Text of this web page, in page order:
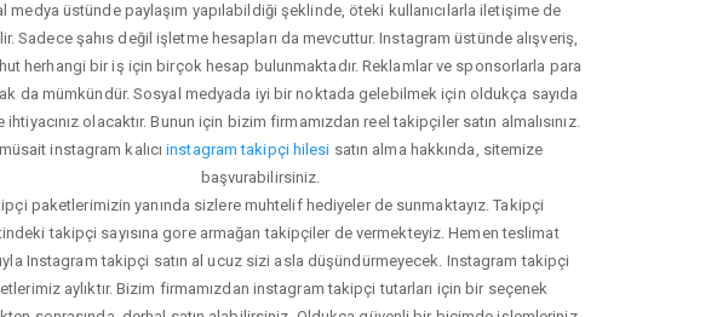
medya üstünde paylaşım yapılabildiği şeklinde, öteki kullanıcılarla iletişime de
Sadece şahıs değil işletme hesapları da mevcuttur. Instagram üstünde alışveriş,
herhangi bir iş için birçok hesap bulunmaktadır. Reklamlar ve sponsorlarla para
da mümkündür. Sosyal medyada iyi bir noktada gelebilmek için oldukça sayıda
olacaktır. Bunun için bizim firmamızdan reel takipçiler satın almalısınız.
instagram kalıcıinstagram takipçi hilesi satın alma hakkında, sitemize
başvurabilirsiniz.
paketlerimizin yanında sizlere muhtelif hediyeler de sunmaktayız. Takipçi
takipçi sayısına gore armağan takipçiler de vermekteyiz. Hemen teslimat
Instagram takipçi satın al ucuz sizi asla düşündürmeyecek. Instagram takipçi
aylıktır. Bizim firmamızdan instagram takipçi tutarları için bir seçenek